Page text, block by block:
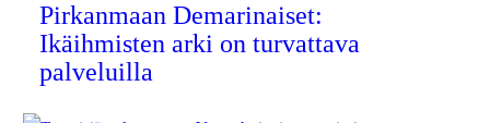
Pirkanmaan Demarinaiset:
Ikäihmisten arki on turvattava
palveluilla